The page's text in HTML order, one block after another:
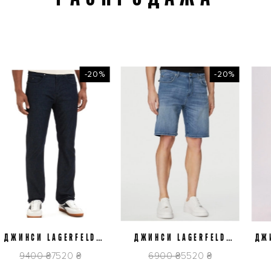
-20%
J32J34J36 J40
LAGERFELD
9400 ₴7520 ₴
-20%
J32 J36J38
ДЖИНСИ LAGERFELD
6900 ₴5520 ₴